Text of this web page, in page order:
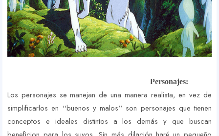
Personajes:
Los personajes se manejan de una manera realista, en vez de
simplificarlos en ''buenos y malos'' son personajes que tienen
conceptos e ideales distintos a los demás y que buscan